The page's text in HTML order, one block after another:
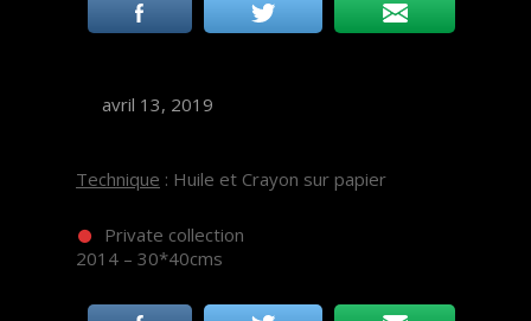
avril 13, 2019
Technique : Huile et Crayon sur papier
Private collection
2014 – 30*40cms